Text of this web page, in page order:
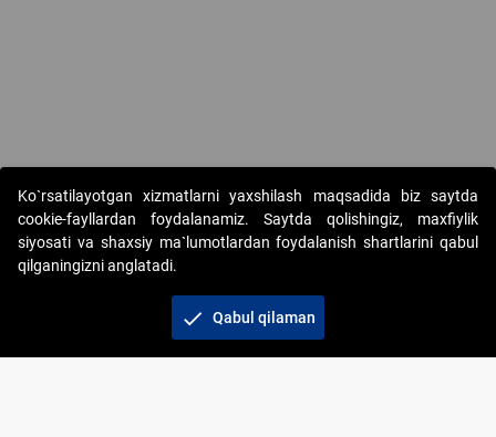
Copyright © 2017-2026. "Elektron onlayn-auksionlarni tashkil etish"
AJ. Barcha huquqlar himoyalangan
+998 71 202-21-11
Ko`rsatilayotgan xizmatlarni yaxshilash maqsadida biz saytda
cookie-fayllardan foydalanamiz. Saytda qolishingiz, maxfiylik
siyosati va shaxsiy ma`lumotlardan foydalanish shartlarini qabul
qilganingizni anglatadi.
check Qabul qilaman